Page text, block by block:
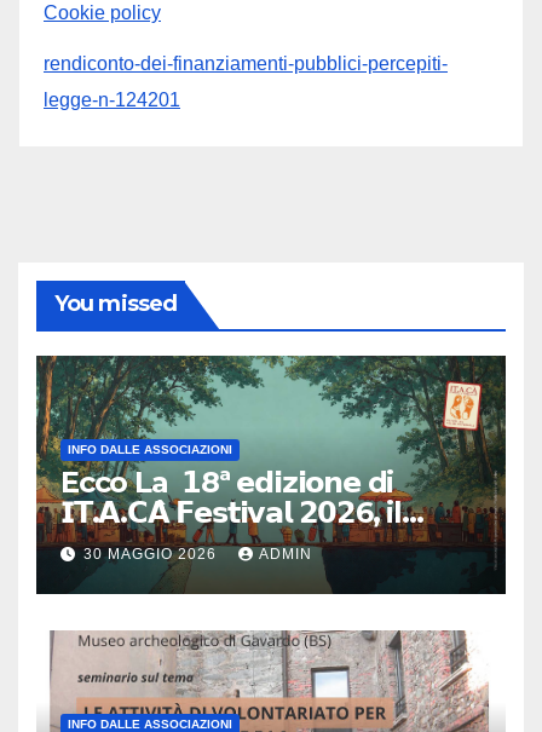
Cookie policy
rendiconto-dei-finanziamenti-pubblici-percepiti-
legge-n-124201
You missed
INFO DALLE ASSOCIAZIONI
Ecco La 𝟭8ª 𝗲𝗱𝗶𝘇𝗶𝗼𝗻𝗲 di
𝗜𝗧.𝗔.𝗖𝗔̀ 𝗙𝗲𝘀𝘁𝗶𝘃𝗮𝗹 𝟮𝟬𝟮6, il
primo e unico festival in Italia
dedicato al turismo
responsabile.
30 MAGGIO 2026 ADMIN
INFO DALLE ASSOCIAZIONI